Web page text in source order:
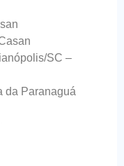
SC –
da Paranaguá